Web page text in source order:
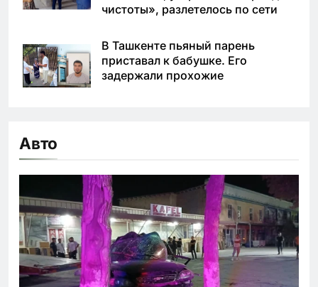
чистоты», разлетелось по сети
В Ташкенте пьяный парень
приставал к бабушке. Его
задержали прохожие
Авто